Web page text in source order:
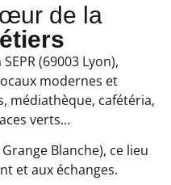
de la
(69003 Lyon),
modernes et
médiathèque, cafétéria,
verts…
Blanche), ce lieu
et aux échanges.